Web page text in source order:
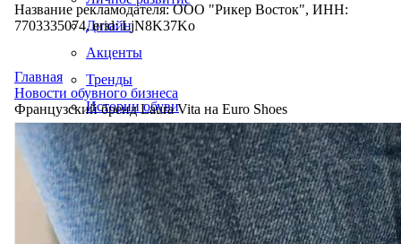
Дизайн
Акценты
Тренды
Истории обуви
Производство
Название рекламодателя: ООО "Рикер Восток", ИНН:
7703335074, erid: LjN8K37Ko
Главная
Новости обувного бизнеса
Французский бренд Laura Vita на Euro Shoes